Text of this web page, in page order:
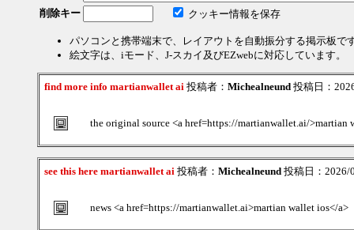
削除キー
クッキー情報を保存
パソコンと携帯端末で、レイアウトを自動振分する掲示板で
絵文字は、iモード、J-スカイ及びEZwebに対応しています。
find more info martianwallet ai 投稿者： Michealneund 投稿日：
the original source <a href=https://martianwallet.ai/>martian
see this here martianwallet ai 投稿者： Michealneund 投稿日：2026/
news <a href=https://martianwallet.ai>martian wallet ios</a>